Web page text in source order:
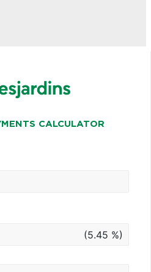
CALCULATOR
(5.45 %)